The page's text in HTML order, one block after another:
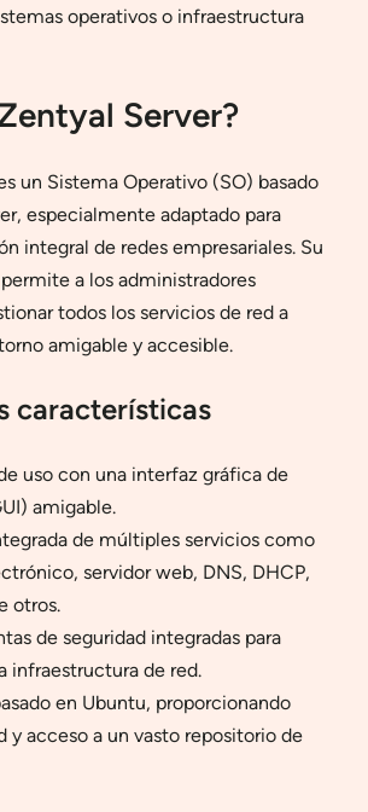
operativos o infraestructura
Server?
un Sistema Operativo (SO) basado
especialmente adaptado para
integral de redes empresariales. Su
a los administradores
todos los servicios de red a
amigable y accesible.
características
uso con una interfaz gráfica de
amigable.
de múltiples servicios como
servidor web, DNS, DHCP,
otros.
de seguridad integradas para
infraestructura de red.
en Ubuntu, proporcionando
y acceso a un vasto repositorio de